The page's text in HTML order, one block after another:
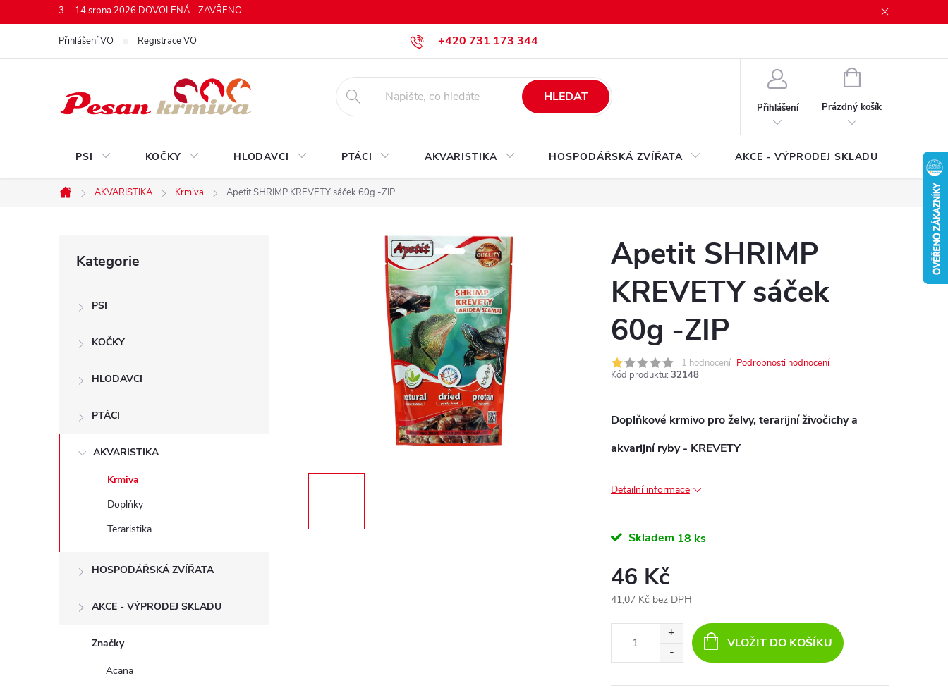
na
3. - 14.srpna 2026 DOVOLENÁ - ZAVŘENO
+420 731 173 344
krmiva@pesan-krmiva.cz
Přihlášení VO Registrace VO
HLEDAT
Přihlášení
NÁKUPNÍ
Prázdný košík
PSI KOČKY HLODAVCI PTÁCI AKVARISTIKA HOSPODÁŘSKÁ ZVÍŘATA AKCE - VÝPRODEJ SKLADU Značky
Domů
AKVARISTIKA Krmiva Apetit SHRIMP KREVETY sáček 60g -ZIP
a
kategorie
Kategorie
PSI
KOČKY
HLODAVCI
PTÁCI
AKVARISTIKA
Krmiva
Doplňky
Teraristika
HOSPODÁŘSKÁ ZVÍŘATA
AKCE - VÝPRODEJ SKLADU
Značky
Acana
Apetit SHRIMP
KREVETY sáček
60g -ZIP
1 hodnocení Podrobnosti hodnocení
Kód produktu: 32148
Doplňkové krmivo pro želvy, terarijní živočichy a
akvarijní ryby - KREVETY
Detailní informace
Skladem 18 ks
46 Kč
41,07 Kč bez DPH
VLOŽIT DO KOŠÍKU